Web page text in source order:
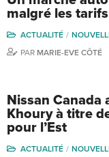
malgré les
ACTUALITÉ
PAR MARIE-EVE CÔTÉ
Nissan Canada
Khoury à titre
pour l’Est
ACTUALITÉ